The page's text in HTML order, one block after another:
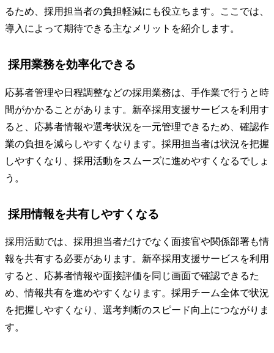
るため、採用担当者の負担軽減にも役立ちます。ここでは、
導入によって期待できる主なメリットを紹介します。
採用業務を効率化できる
応募者管理や日程調整などの採用業務は、手作業で行うと時
間がかかることがあります。新卒採用支援サービスを利用す
ると、応募者情報や選考状況を一元管理できるため、確認作
業の負担を減らしやすくなります。採用担当者は状況を把握
しやすくなり、採用活動をスムーズに進めやすくなるでしょ
う。
採用情報を共有しやすくなる
採用活動では、採用担当者だけでなく面接官や関係部署も情
報を共有する必要があります。新卒採用支援サービスを利用
すると、応募者情報や面接評価を同じ画面で確認できるた
め、情報共有を進めやすくなります。採用チーム全体で状況
を把握しやすくなり、選考判断のスピード向上につながりま
す。